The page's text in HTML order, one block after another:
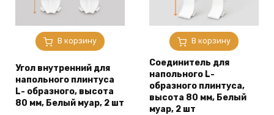
В корзину
Угол внутренний для
напольного плинтуса
L- образного, высота
80 мм, Белый муар, 2 шт
В корзину
Соединитель для
напольного L-
образного плинтуса,
высота 80 мм, Белый
муар, 2 шт